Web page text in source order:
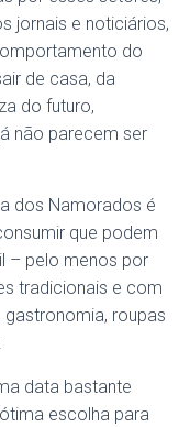
jornais e noticiários,
do
de casa, da
do futuro,
não parecem ser
dos Namorados é
que podem
– pelo menos por
tradicionais e com
roupas
data bastante
escolha para